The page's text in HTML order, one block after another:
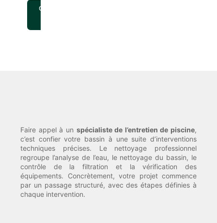
Obtenir
Faire appel à un spécialiste de l’entretien de piscine,
c’est confier votre bassin à une suite d’interventions
techniques précises. Le nettoyage professionnel
regroupe l’analyse de l’eau, le nettoyage du bassin, le
contrôle de la filtration et la vérification des
équipements. Concrètement, votre projet commence
par un passage structuré, avec des étapes définies à
chaque intervention.